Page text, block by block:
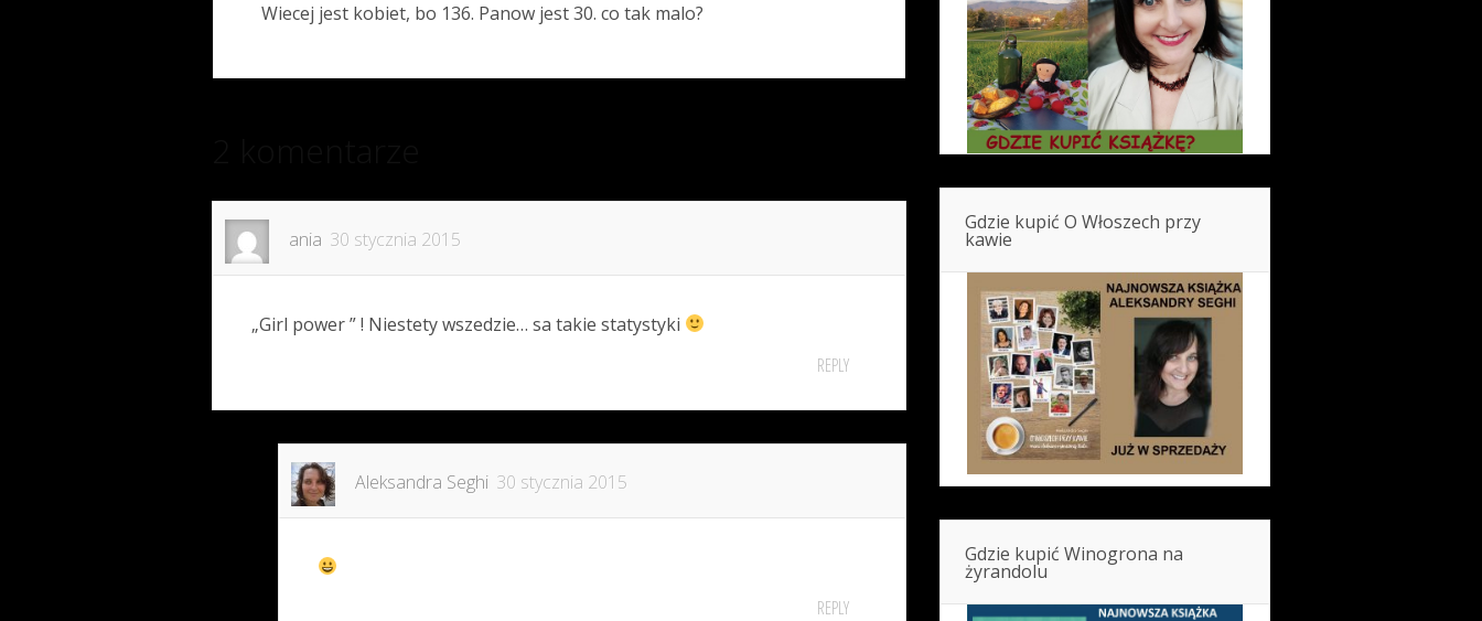
Wiecej jest kobiet, bo 136. Panow jest 30. co tak malo?
ania 30 stycznia 2015
„Girl power ” ! Niestety wszedzie… sa takie statystyki
REPLY
Aleksandra Seghi 30 stycznia 2015
REPLY
Gdzie kupić O Włoszech przy
kawie
Gdzie kupić Winogrona na
żyrandolu